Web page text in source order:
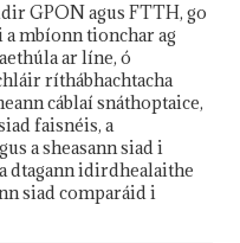
GPON agus FTTH, go
a mbíonn tionchar ag
ar líne, ó
ríthábhachtacha
cáblaí snáthoptaice,
faisnéis, a
a sheasann siad i
dtagann idirdhealaithe
siad comparáid i